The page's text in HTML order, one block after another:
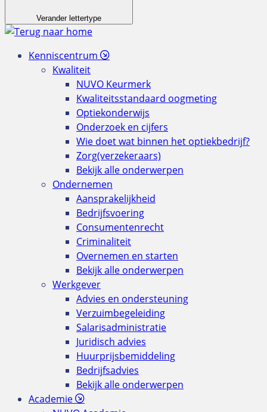
Verander lettertype
Kenniscentrum
Kwaliteit
NUVO Keurmerk
Kwaliteitsstandaard oogmeting
Optiekonderwijs
Onderzoek en cijfers
Wie doet wat binnen het optiekbedrijf?
Zorg(verzekeraars)
Bekijk alle onderwerpen
Ondernemen
Aansprakelijkheid
Bedrijfsvoering
Consumentenrecht
Criminaliteit
Overnemen en starten
Bekijk alle onderwerpen
Werkgever
Advies en ondersteuning
Verzuimbegeleiding
Salarisadministratie
Juridisch advies
Huurprijsbemiddeling
Bedrijfsadvies
Bekijk alle onderwerpen
Academie